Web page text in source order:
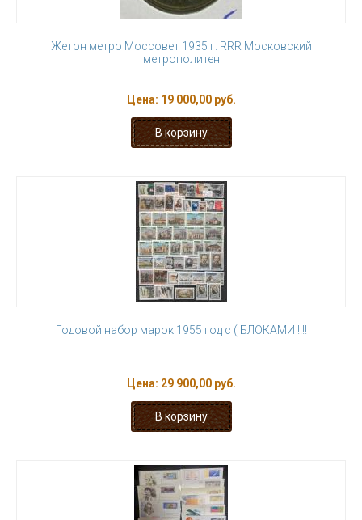
Жетон метро Моссовет 1935 г. RRR Московский
метрополитен
Цена: 19 000,00 руб.
Годовой набор марок 1955 год с ( БЛОКАМИ !!!!
Цена: 29 900,00 руб.